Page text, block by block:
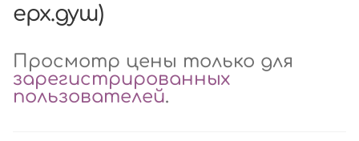
ерх.душ)
Просмотр цены только для
зарегистрированных
пользователей.